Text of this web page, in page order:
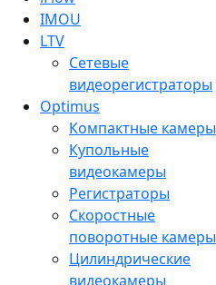
IMOU
LTV
Сетевые
видеорегистраторы
Optimus
Компактные камеры
Купольные
видеокамеры
Регистраторы
Скоростные
поворотные камеры
Цилиндрические
видеокамеры